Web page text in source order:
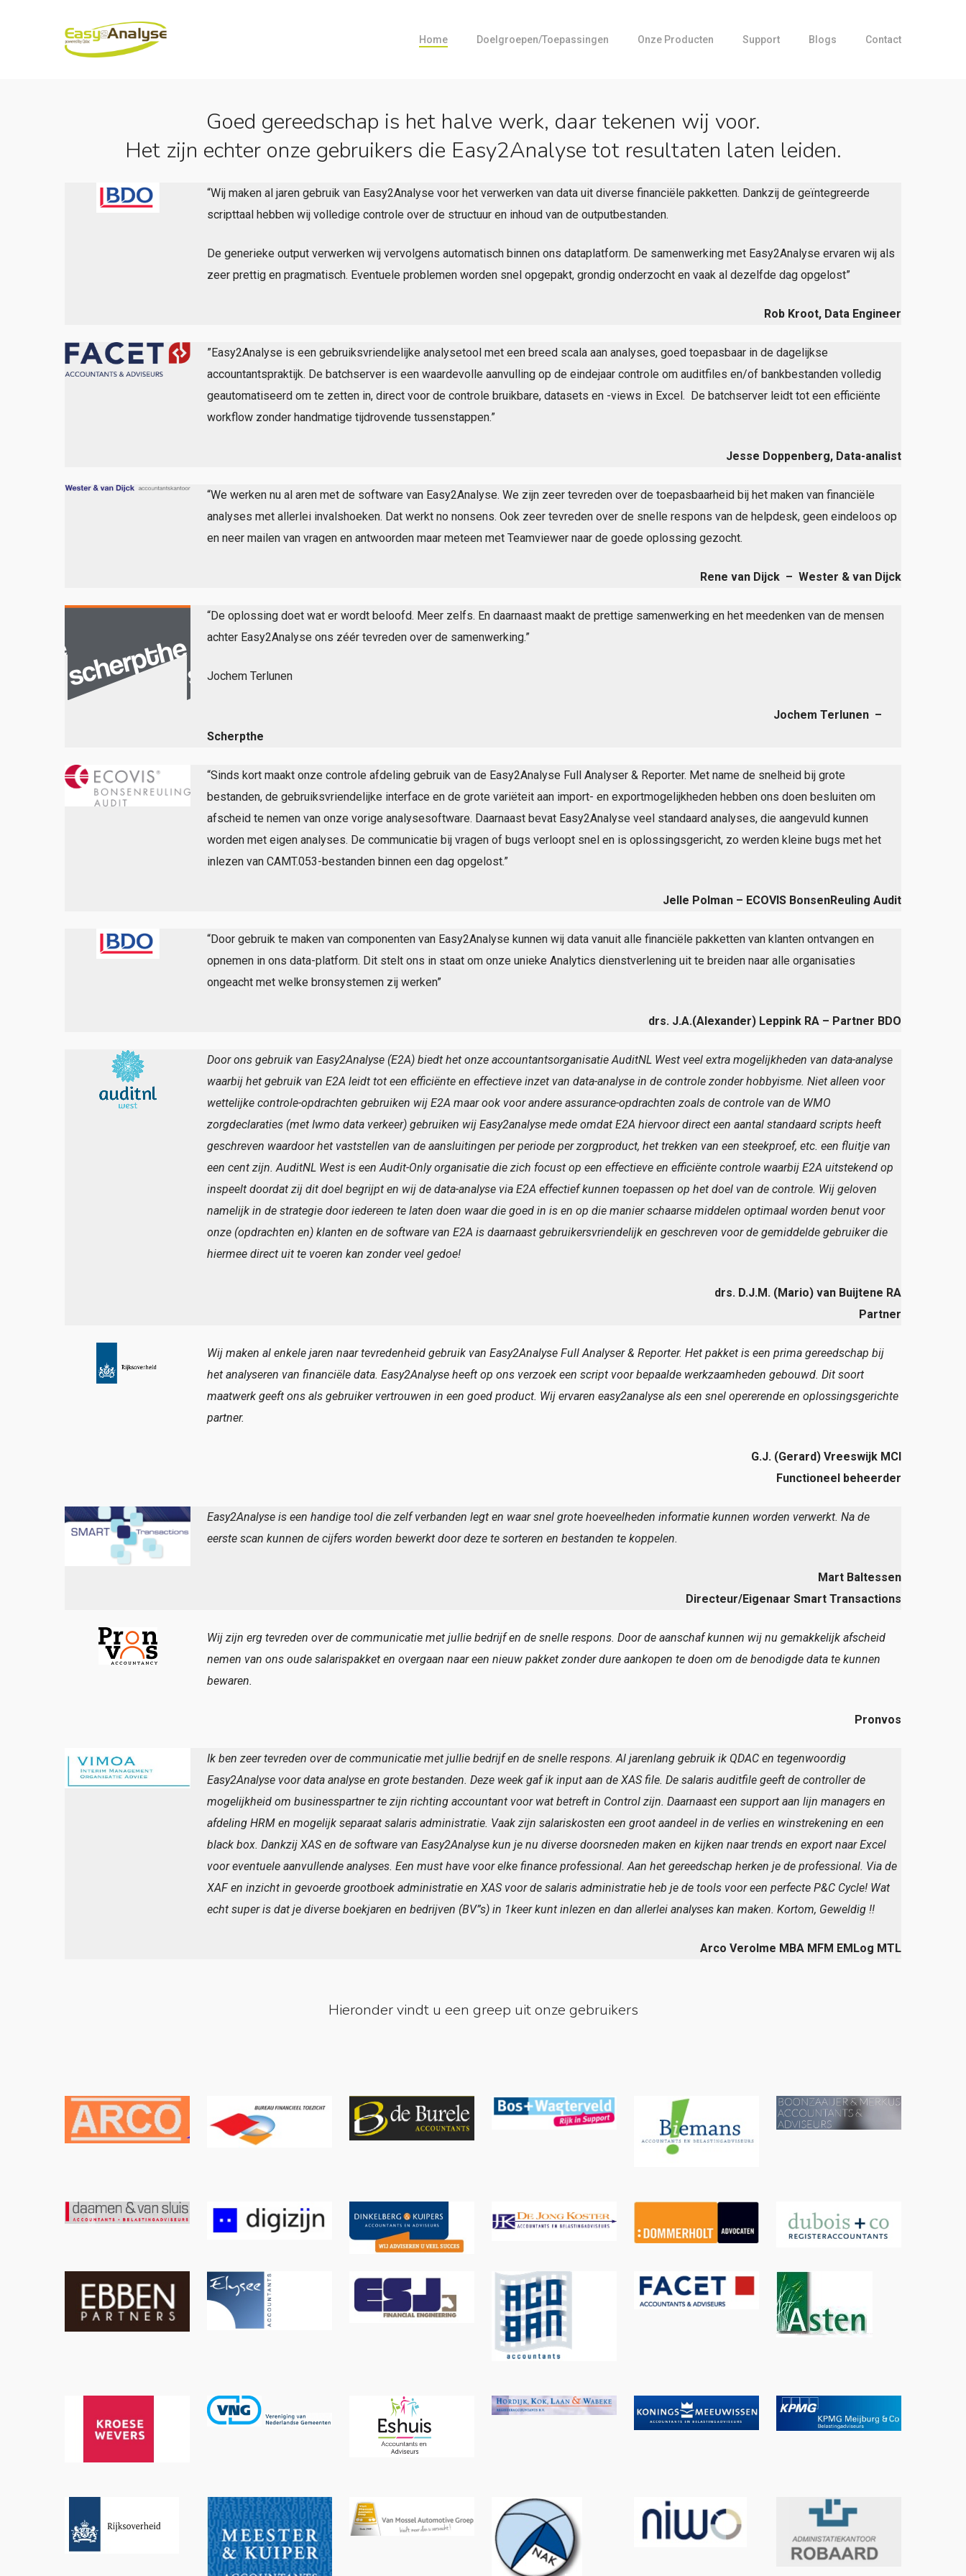
Home Doelgroepen/toepassingen Onze Producten Support Blogs Contact
Goed gereedschap is het halve werk, daar tekenen wij voor.
Het zijn echter onze gebruikers die Easy2Analyse tot resultaten laten leiden.
“Wij maken al jaren gebruik van Easy2Analyse voor het verwerken van data uit diverse financiële pakketten. Dankzij de geïntegreerde
scripttaal hebben wij volledige controle over de structuur en inhoud van de outputbestanden.
De generieke output verwerken wij vervolgens automatisch binnen ons dataplatform. De samenwerking met Easy2Analyse ervaren wij als
zeer prettig en pragmatisch. Eventuele problemen worden snel opgepakt, grondig onderzocht en vaak al dezelfde dag opgelost”
Rob Kroot, Data Engineer
”Easy2Analyse is een gebruiksvriendelijke analysetool met een breed scala aan analyses, goed toepasbaar in de dagelijkse
accountantspraktijk. De batchserver is een waardevolle aanvulling op de eindejaar controle om auditfiles en/of bankbestanden volledig
geautomatiseerd om te zetten in, direct voor de controle bruikbare, datasets en -views in Excel. De batchserver leidt tot een efficiënte
workflow zonder handmatige tijdrovende tussenstappen.”
Jesse Doppenberg, Data-analist
“We werken nu al aren met de software van Easy2Analyse. We zijn zeer tevreden over de toepasbaarheid bij het maken van financiële
analyses met allerlei invalshoeken. Dat werkt no nonsens. Ook zeer tevreden over de snelle respons van de helpdesk, geen eindeloos op
en neer mailen van vragen en antwoorden maar meteen met Teamviewer naar de goede oplossing gezocht.
Rene van Dijck – Wester & van Dijck
“De oplossing doet wat er wordt beloofd. Meer zelfs. En daarnaast maakt de prettige samenwerking en het meedenken van de mensen
achter Easy2Analyse ons zéér tevreden over de samenwerking.”
Jochem Terlunen
Jochem Terlunen –
Scherpthe
“Sinds kort maakt onze controle afdeling gebruik van de Easy2Analyse Full Analyser & Reporter. Met name de snelheid bij grote
bestanden, de gebruiksvriendelijke interface en de grote variëteit aan import- en exportmogelijkheden hebben ons doen besluiten om
afscheid te nemen van onze vorige analysesoftware. Daarnaast bevat Easy2Analyse veel standaard analyses, die aangevuld kunnen
worden met eigen analyses. De communicatie bij vragen of bugs verloopt snel en is oplossingsgericht, zo werden kleine bugs met het
inlezen van CAMT.053-bestanden binnen een dag opgelost.”
Jelle Polman – ECOVIS BonsenReuling Audit
“Door gebruik te maken van componenten van Easy2Analyse kunnen wij data vanuit alle financiële pakketten van klanten ontvangen en
opnemen in ons data-platform. Dit stelt ons in staat om onze unieke Analytics dienstverlening uit te breiden naar alle organisaties
ongeacht met welke bronsystemen zij werken”
drs. J.A.(Alexander) Leppink RA – Partner BDO
Door ons gebruik van Easy2Analyse (E2A) biedt het onze accountantsorganisatie AuditNL West veel extra mogelijkheden van data-analyse
waarbij het gebruik van E2A leidt tot een efficiënte en effectieve inzet van data-analyse in de controle zonder hobbyisme. Niet alleen voor
wettelijke controle-opdrachten gebruiken wij E2A maar ook voor andere assurance-opdrachten zoals de controle van de WMO
zorgdeclaraties (met Iwmo data verkeer) gebruiken wij Easy2analyse mede omdat E2A hiervoor direct een aantal standaard scripts heeft
geschreven waardoor het vaststellen van de aansluitingen per periode per zorgproduct, het trekken van een steekproef, etc. een fluitje van
een cent zijn. AuditNL West is een Audit-Only organisatie die zich focust op een effectieve en efficiënte controle waarbij E2A uitstekend op
inspeelt doordat zij dit doel begrijpt en wij de data-analyse via E2A effectief kunnen toepassen op het doel van de controle. Wij geloven
namelijk in de strategie door iedereen te laten doen waar die goed in is en op die manier schaarse middelen optimaal worden benut voor
onze (opdrachten en) klanten en de software van E2A is daarnaast gebruikersvriendelijk en geschreven voor de gemiddelde gebruiker die
hiermee direct uit te voeren kan zonder veel gedoe!
drs. D.J.M. (Mario) van Buijtene RA
Partner
Wij maken al enkele jaren naar tevredenheid gebruik van Easy2Analyse Full Analyser & Reporter. Het pakket is een prima gereedschap bij
het analyseren van financiële data. Easy2Analyse heeft op ons verzoek een script voor bepaalde werkzaamheden gebouwd. Dit soort
maatwerk geeft ons als gebruiker vertrouwen in een goed product. Wij ervaren easy2analyse als een snel opererende en oplossingsgerichte
partner.
G.J. (Gerard) Vreeswijk MCI
Functioneel beheerder
Easy2Analyse is een handige tool die zelf verbanden legt en waar snel grote hoeveelheden informatie kunnen worden verwerkt. Na de
eerste scan kunnen de cijfers worden bewerkt door deze te sorteren en bestanden te koppelen.
Mart Baltessen
Directeur/Eigenaar Smart Transactions
Wij zijn erg tevreden over de communicatie met jullie bedrijf en de snelle respons. Door de aanschaf kunnen wij nu gemakkelijk afscheid
nemen van ons oude salarispakket en overgaan naar een nieuw pakket zonder dure aankopen te doen om de benodigde data te kunnen
bewaren.
Pronvos
Ik ben zeer tevreden over de communicatie met jullie bedrijf en de snelle respons. Al jarenlang gebruik ik QDAC en tegenwoordig
Easy2Analyse voor data analyse en grote bestanden. Deze week gaf ik input aan de XAS file. De salaris auditfile geeft de controller de
mogelijkheid om businesspartner te zijn richting accountant voor wat betreft in Control zijn. Daarnaast een support aan lijn managers en
afdeling HRM en mogelijk separaat salaris administratie. Vaak zijn salariskosten een groot aandeel in de verlies en winstrekening en een
black box. Dankzij XAS en de software van Easy2Analyse kun je nu diverse doorsneden maken en kijken naar trends en export naar Excel
voor eventuele aanvullende analyses. Een must have voor elke finance professional. Aan het gereedschap herken je de professional. Via de
XAF en inzicht in gevoerde grootboek administratie en XAS voor de salaris administratie heb je de tools voor een perfecte P&C Cycle! Wat
echt super is dat je diverse boekjaren en bedrijven (BV”s) in 1keer kunt inlezen en dan allerlei analyses kan maken. Kortom, Geweldig !!
Arco Verolme MBA MFM EMLog MTL
Hieronder vindt u een greep uit onze gebruikers